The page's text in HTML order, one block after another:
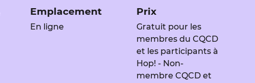
Emplacement
En ligne
Prix
Gratuit pour les
membres du CQCD
et les participants à
Hop! - Non-
membre CQCD et